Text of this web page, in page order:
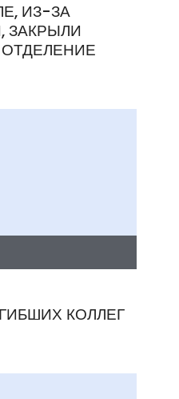
ИЗ-ЗА
ЗАКРЫЛИ
КОЛЛЕГ